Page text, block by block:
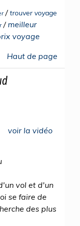
/trouver voyage
/ meilleur
voyage
Haut de page
voir la vidéo
vol et d'un
se faire de
des plus